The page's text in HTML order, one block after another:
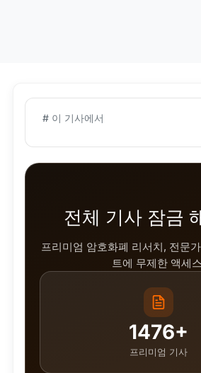
# 이 기사에서
전체 기사 잠금
프리미엄 암호화폐 리서치, 전문
트에 무제한 액세
1476+
프리미엄 기사